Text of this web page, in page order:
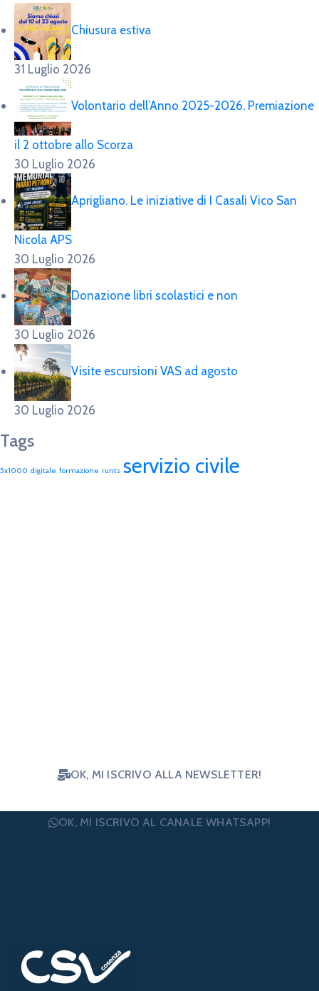
Chiusura estiva
31 Luglio 2026
Volontario dell’Anno 2025-2026. Premiazione
il 2 ottobre allo Scorza
30 Luglio 2026
Aprigliano. Le iniziative di I Casali Vico San
Nicola APS
30 Luglio 2026
Donazione libri scolastici e non
30 Luglio 2026
Visite escursioni VAS ad agosto
30 Luglio 2026
Tags
5x1000 digitale formazione runts servizio civile
OK, MI ISCRIVO ALLA NEWSLETTER!
OK, MI ISCRIVO AL CANALE WHATSAPP!